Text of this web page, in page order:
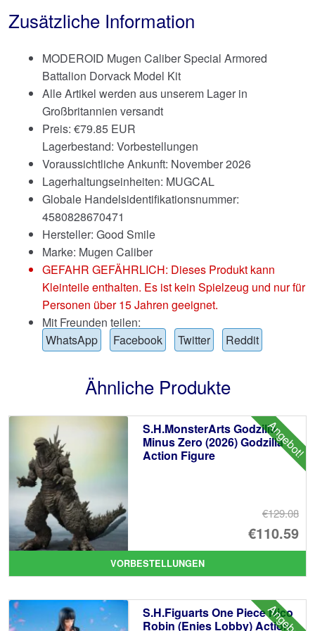
Zusätzliche Information
MODEROID Mugen Caliber Special Armored
Battalion Dorvack Model Kit
Alle Artikel werden aus unserem Lager in
Großbritannien versandt
Preis: €79.85 EUR
Lagerbestand: Vorbestellungen
Voraussichtliche Ankunft: November 2026
Lagerhaltungseinheiten: MUGCAL
Globale Handelsidentifikationsnummer:
4580828670471
Hersteller: Good Smile
Marke: Mugen Caliber
GEFAHR GEFÄHRLICH: Dieses Produkt kann
Kleinteile enthalten. Es ist kein Spielzeug und nur für
Personen über 15 Jahren geeignet.
Mit Freunden teilen:
WhatsApp
Facebook Twitter Reddit
Ähnliche Produkte
Angebot!
S.H.MonsterArts Godzilla
Minus Zero (2026) Godzilla
Action Figure
€129.08
€110.59
VORBESTELLUNGEN
S.H.Figuarts One Piece Nico
Robin (Enies Lobby) Action